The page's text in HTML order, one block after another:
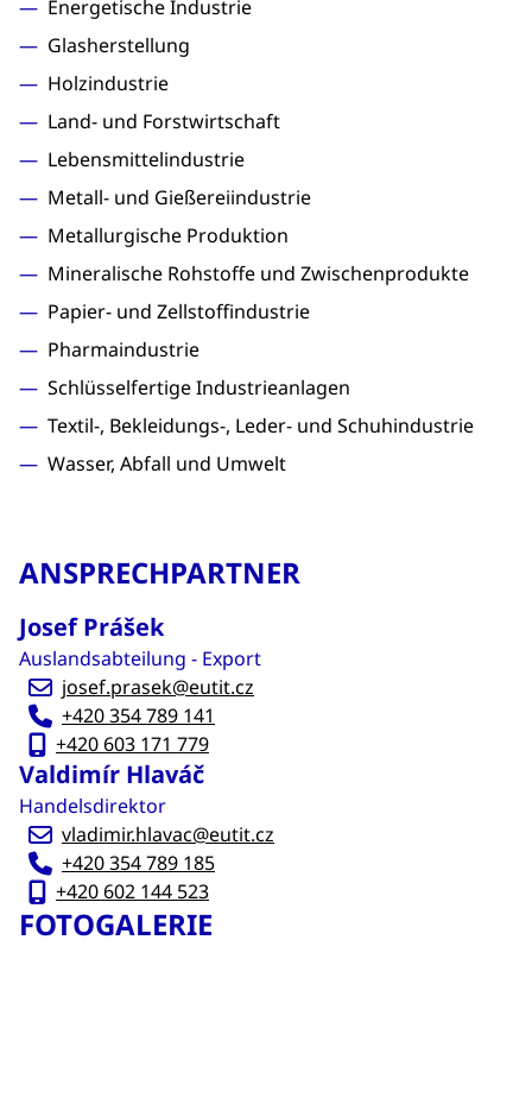
Energetische Industrie
Glasherstellung
Holzindustrie
Land- und Forstwirtschaft
Lebensmittelindustrie
Metall- und Gießereiindustrie
Metallurgische Produktion
Mineralische Rohstoffe und Zwischenprodukte
Papier- und Zellstoffindustrie
Pharmaindustrie
Schlüsselfertige Industrieanlagen
Textil-, Bekleidungs-, Leder- und Schuhindustrie
Wasser, Abfall und Umwelt
ANSPRECHPARTNER
Josef Prášek
Auslandsabteilung - Export
josef.prasek@eutit.cz
+420 354 789 141
+420 603 171 779
Valdimír Hlaváč
Handelsdirektor
vladimir.hlavac@eutit.cz
+420 354 789 185
+420 602 144 523
FOTOGALERIE